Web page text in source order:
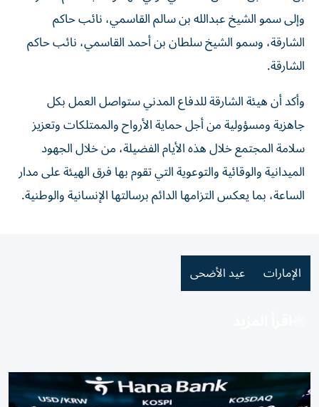
وإلى سمو الشيخ عبدالله بن سالم القاسمي، نائب حاكم
الشارقة، وسمو الشيخ سلطان بن أحمد القاسمي، نائب حاكم
الشارقة.
وأكد أن هيئة الشارقة للدفاع المدني ستواصل العمل بكل
جاهزية ومسؤولية من أجل حماية الأرواح والممتلكات وتعزيز
سلامة المجتمع خلال هذه الأيام الفضيلة، من خلال الجهود
الميدانية والوقائية والتوعوية التي تقوم بها فرق الهيئة على مدار
الساعة، بما يعكس التزامها الدائم برسالتها الإنسانية والوطنية.
الإمارات عيد الأضحى